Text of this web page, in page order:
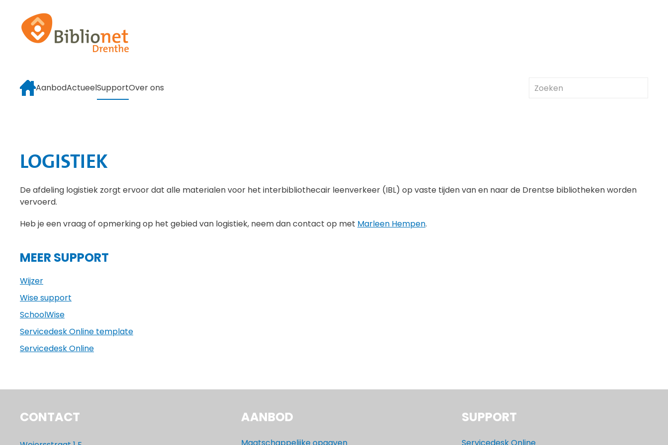
Terug naar hoofdinhoud
AanbodActueelSupportOver ons
LOGISTIEK
De afdeling logistiek zorgt ervoor dat alle materialen voor het interbibliothecair leenverkeer (IBL) op vaste tijden van en naar de Drentse bibliotheken worden
vervoerd.
Heb je een vraag of opmerking op het gebied van logistiek, neem dan contact op met Marleen Hempen.
MEER SUPPORT
Wijzer
Wise support
SchoolWise
Servicedesk Online template
Servicedesk Online
CONTACT AANBOD SUPPORT